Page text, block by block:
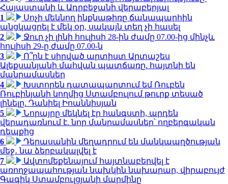
Հայաստանի և Ադրբեջանի վերաբերյալ
1
Սոչի մեկնող ինքնաթիռը ճանապարհին
անցկացրել է մեկ օր, սակայն տեղ չի հասել
2
Ջուր չի լինի հուլիսի 28-ին ժամը 07.00-ից մինչև
հուլիսի 29-ը ժամը 07.00-ն
3
Ո՞րն է սիրված արտիստ Արտաշես
Ալեքսանյանի մահվան պատճառը. հայտնի են
մանրամասներ
4
Խստորեն դատապարտում եմ Ռուբեն
Ռուբինյանի կողմից Ստամբուլում թուրք տեսած
լինելը. Դանիել Իոաննիսյան
5
Նորայրը մեկնել էր հանգստի, արդեն
վերադառնում է. նոր մանրամասներ՝ ողբերգական
դեպքից
6
Դերասանին մեղադրում են մանկապղծության
մեջ․ նա ձերբակալվել է
7
Ավտոմեքենայում հայտնաբերվել է
առողջապահության նախկին նախարար, վիրաբույժ
Գագիկ Ստամբուլցյանի մարմինը